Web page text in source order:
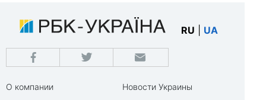
RU UA
О компании
Новости Украины